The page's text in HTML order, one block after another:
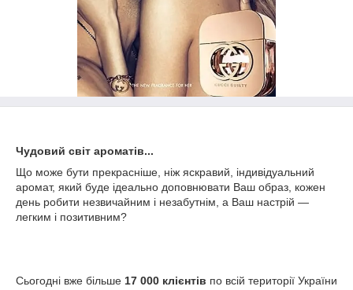
Чудовий світ ароматів...
Що може бути прекрасніше, ніж яскравий, індивідуальний
аромат, який буде ідеально доповнювати Ваш образ, кожен
день робити незвичайним і незабутнім, а Ваш настрій —
легким і позитивним?
Сьогодні вже більше 17 000 клієнтів по всій території України